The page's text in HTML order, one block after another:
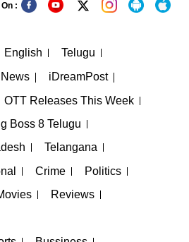
:
English Telugu
iDreamPost
OTT Releases This Week
Boss 8 Telugu
Telangana
Crime Politics
Reviews